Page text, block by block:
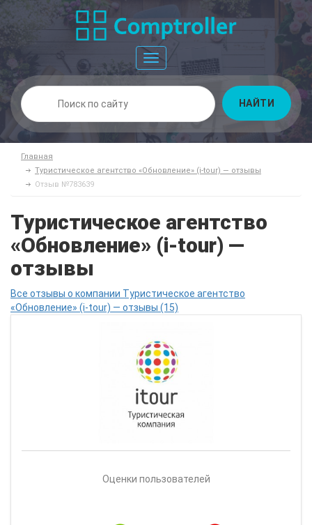
Toggle
navigation
НАЙТИ
Главная
Туристическое агентство «Обновление» (i-tour) — отзывы
Отзыв №783639
Туристическое агентство
«Обновление» (i-tour) —
отзывы
Все отзывы о компании Туристическое агентство
«Обновление» (i-tour) — отзывы (15)
Оценки пользователей